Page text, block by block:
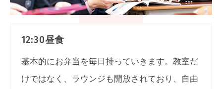
12:30昼食
基本的にお弁当を毎日持っていきます。教室だ
けではなく、ラウンジも開放されており、自由